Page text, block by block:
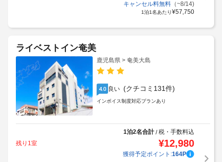
キャンセル料無料（~8/14)
1泊1名あたり¥57,750
ライベストイン奄美
鹿児島県 > 奄美大島
4.0 良い (クチコミ131件)
インボイス制度対応プランあり
1泊2名合計/税・手数料込
残り1室
¥12,980
獲得予定ポイント:164P